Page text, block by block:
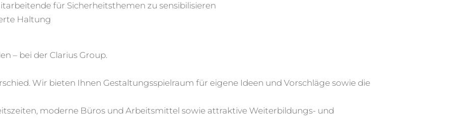
für Sicherheitsthemen zu sensibilisieren
Haltung
– bei der Clarius Group.
Wir bieten Ihnen Gestaltungsspielraum für eigene Ideen und Vorschläge sowie die
moderne Büros und Arbeitsmittel sowie attraktive Weiterbildungs- und